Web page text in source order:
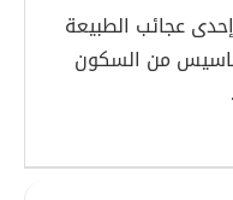
عجائب الطبيعة
من السكون